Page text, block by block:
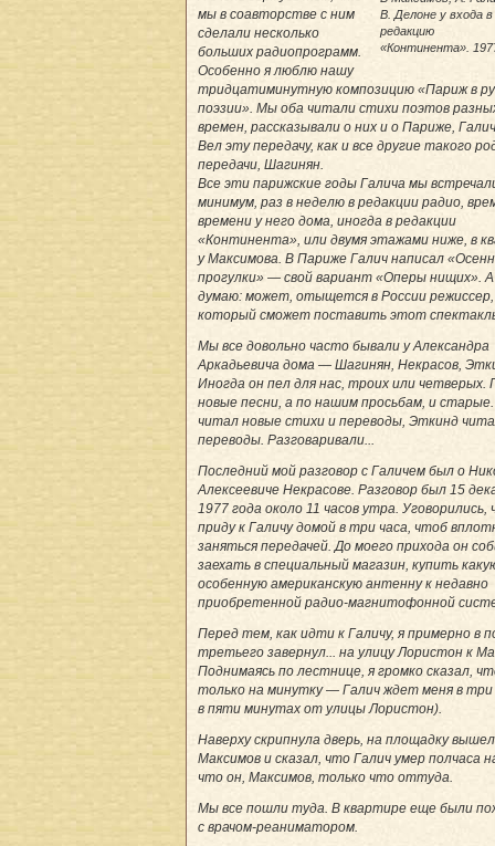
В. Делоне у входа в
редакцию
«Континента».
мы в соавторстве с ним
сделали несколько
больших радиопрограмм.
Особенно я люблю нашу
тридцатиминутную композицию «Париж в
поэзии». Мы оба читали стихи поэтов
времен, рассказывали о них и о Париже,
Вел эту передачу, как и все другие такого
передачи, Шагинян.
Все эти парижские годы Галича мы
минимум, раз в неделю в редакции радио,
времени у него дома, иногда в редакции
«Континента», или двумя этажами ниже, в
у Максимова. В Париже Галич написал
прогулки» — свой вариант «Оперы нищих». А
думаю: может, отыщется в России режиссер,
который сможет поставить этот
Мы все довольно часто бывали у Александра
Аркадьевича дома — Шагинян, Некрасов,
Иногда он пел для нас, троих или четверых.
новые песни, а по нашим просьбам, и
читал новые стихи и переводы, Эткинд
переводы. Разговаривали...
Последний мой разговор с Галичем был о
Алексеевиче Некрасове. Разговор был 15
1977 года около 11 часов утра. Уговорились,
приду к Галичу домой в три часа, чтоб
заняться передачей. До моего прихода он
заехать в специальный магазин, купить
особенную американскую антенну к недавно
приобретенной радио-магнитофонной
Перед тем, как идти к Галичу, я примерно в
третьего завернул... на улицу Лористон к
Поднимаясь по лестнице, я громко сказал,
только на минутку — Галич ждет меня в три
в пяти минутах от улицы Лористон).
Наверху скрипнула дверь, на площадку
Максимов и сказал, что Галич умер полчаса
что он, Максимов, только что оттуда.
Мы все пошли туда. В квартире еще были
с врачом-реаниматором.